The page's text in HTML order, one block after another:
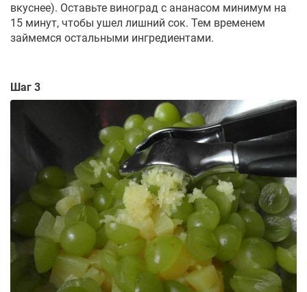
вкуснее). Оставьте виноград с ананасом минимум на
15 минут, чтобы ушел лишний сок. Тем временем
займемся остальными ингредиентами.
Шаг 3